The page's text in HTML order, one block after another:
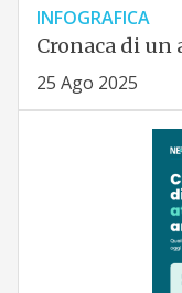
INFOGRAFICA
Cronaca di
25 Ago 2025